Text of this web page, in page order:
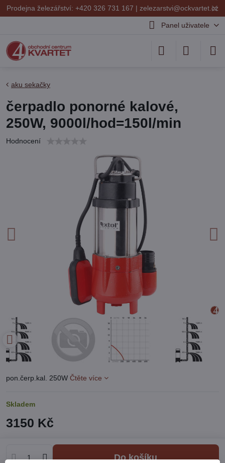
✕
Prodejna železářství: +420 326 731 167 | zelezarstvi@ockvartet.cz
Panel uživatele
aku sekačky
čerpadlo ponorné kalové,
250W, 9000l/hod=150l/min
Hodnocení
pon.čerp.kal. 250W Čtěte více
Skladem
3150 Kč
Do košíku